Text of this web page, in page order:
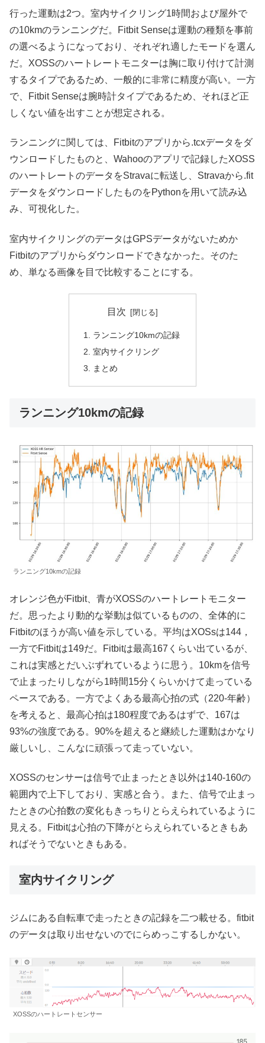
行った運動は2つ。室内サイクリング1時間および屋外で
の10kmのランニングだ。Fitbit Senseは運動の種類を事前
の選べるようになっており、それぞれ適したモードを選ん
だ。XOSSのハートレートモニターは胸に取り付けて計測
するタイプであるため、一般的に非常に精度が高い。一方
で、Fitbit Senseは腕時計タイプであるため、それほど正
しくない値を出すことが想定される。
ランニングに関しては、Fitbitのアプリから.tcxデータをダ
ウンロードしたものと、Wahooのアプリで記録したXOSS
のハートレートのデータをStravaに転送し、Stravaから.fit
データをダウンロードしたものをPythonを用いて読み込
み、可視化した。
室内サイクリングのデータはGPSデータがないためか
Fitbitのアプリからダウンロードできなかった。そのた
め、単なる画像を目で比較することにする。
目次
ランニング10kmの記録
室内サイクリング
まとめ
ランニング10kmの記録
ランニング10kmの記録
オレンジ色がFitbit、青がXOSSのハートレートモニター
だ。思ったより動的な挙動は似ているものの、全体的に
Fitbitのほうが高い値を示している。平均はXOSsは144，
一方でFitbitは149だ。Fitbitは最高167くらい出ているが、
これは実感とだいぶずれているように思う。10kmを信号
で止まったりしながら1時間15分くらいかけて走っている
ペースである。一方でよくある最高心拍の式（220-年齢）
を考えると、最高心拍は180程度であるはずで、167は
93%の強度である。90%を超えると継続した運動はかなり
厳しいし、こんなに頑張って走っていない。
XOSSのセンサーは信号で止まったとき以外は140-160の
範囲内で上下しており、実感と合う。また、信号で止まっ
たときの心拍数の変化もきっちりとらえられているように
見える。Fitbitは心拍の下降がとらえられているときもあ
ればそうでないときもある。
室内サイクリング
ジムにある自転車で走ったときの記録を二つ載せる。fitbit
のデータは取り出せないのでにらめっこするしかない。
XOSSのハートレートセンサー